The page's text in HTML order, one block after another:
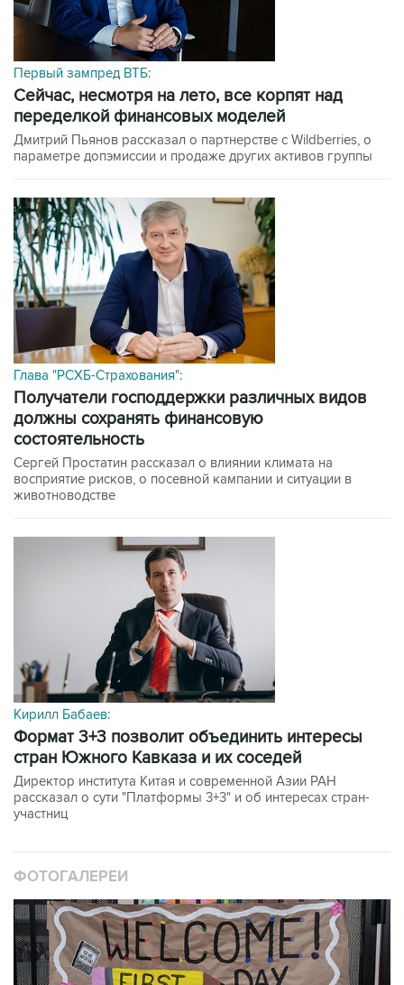
Первый зампред ВТБ:
сейчас, несмотря на лето, все корпят над
переделкой финансовых моделей
Дмитрий Пьянов рассказал о партнерстве с Wildberries, о
параметре допэмиссии и продаже других активов группы
Глава "РСХБ-Страхования":
получатели господдержки различных видов
должны сохранять финансовую
состоятельность
Сергей Простатин рассказал о влиянии климата на
восприятие рисков, о посевной кампании и ситуации в
животноводстве
Кирилл Бабаев:
формат 3+3 позволит объединить интересы
стран Южного Кавказа и их соседей
Директор института Китая и современной Азии РАН
рассказал о сути "Платформы 3+3" и об интересах стран-
участниц
ФОТОГАЛЕРЕИ